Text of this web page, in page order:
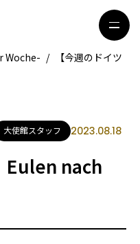
グルメ
留学＆キャリア
Woche- /
【今週のドイツ
大使館スタッフ 2023.08.18
Eulen nach